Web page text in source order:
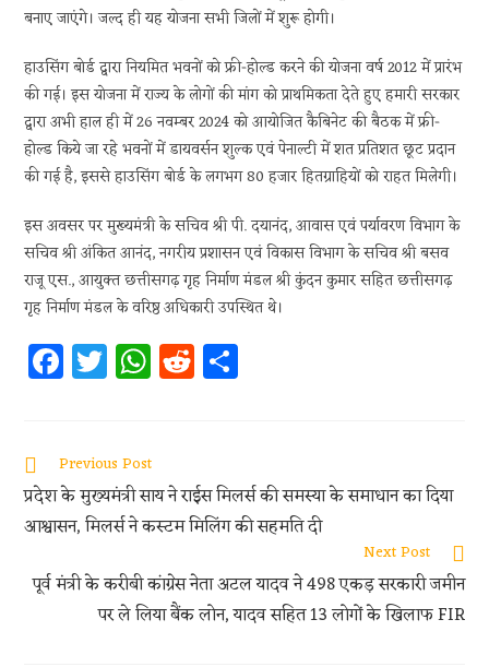
बनाए जाएंगे। जल्द ही यह योजना सभी जिलों में शुरू होगी।
हाउसिंग बोर्ड द्वारा नियमित भवनों को फ्री-होल्ड करने की योजना वर्ष 2012 में प्रारंभ
की गई। इस योजना में राज्य के लोगों की मांग को प्राथमिकता देते हुए हमारी सरकार
द्वारा अभी हाल ही में 26 नवम्बर 2024 को आयोजित कैबिनेट की बैठक में फ्री-
होल्ड किये जा रहे भवनों में डायवर्सन शुल्क एवं पेनाल्टी में शत प्रतिशत छूट प्रदान
की गई है, इससे हाउसिंग बोर्ड के लगभग 80 हजार हितग्राहियों को राहत मिलेगी।
इस अवसर पर मुख्यमंत्री के सचिव श्री पी. दयानंद, आवास एवं पर्यावरण विभाग के
सचिव श्री अंकित आनंद, नगरीय प्रशासन एवं विकास विभाग के सचिव श्री बसव
राजू एस., आयुक्त छत्तीसगढ़ गृह निर्माण मंडल श्री कुंदन कुमार सहित छत्तीसगढ़
गृह निर्माण मंडल के वरिष्ठ अधिकारी उपस्थित थे।
Fa
ce
oo
k
T
w
er
W
h
s
A
p
p
R
e
t
Previous Post
प्रदेश के मुख्यमंत्री साय ने राईस मिलर्स की समस्या के समाधान का दिया
आश्वासन, मिलर्स ने कस्टम मिलिंग की सहमति दी
Next Post
पूर्व मंत्री के करीबी कांग्रेस नेता अटल यादव ने 498 एकड़ सरकारी जमीन
पर ले लिया बैंक लोन, यादव सहित 13 लोगों के खिलाफ FIR